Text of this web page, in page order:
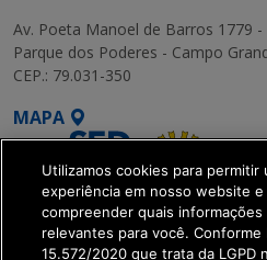
Av. Poeta Manoel de Barros 1779
Parque dos Poderes - Campo
CEP.: 79.031-350
MAPA
Utilizamos cookies para permitir
experiência em nosso website e
compreender quais informações
relevantes para você. Conforme
15.572/2020 que trata da LGPD